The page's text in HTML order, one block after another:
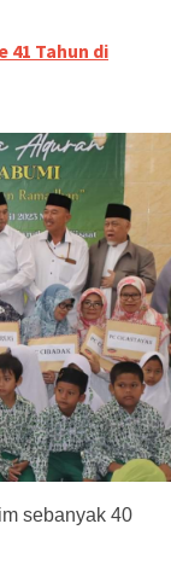
41 Tahun di
sebanyak 40